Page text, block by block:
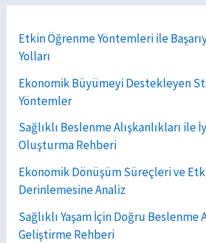
Etkin Öğrenme Yöntemleri ile
Yolları
Ekonomik Büyümeyi Destekleyen
Yöntemler
Sağlıklı Beslenme Alışkanlıkları ile
Oluşturma Rehberi
Ekonomik Dönüşüm Süreçleri ve
Derinlemesine Analiz
Sağlıklı Yaşam İçin Doğru Beslenme
Geliştirme Rehberi